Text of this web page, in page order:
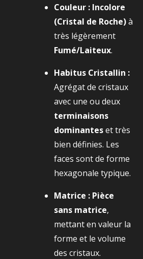
Couleur : Incolore
(Cristal de Roche)à
très légèrement
Fumé/Laiteux.
Habitus Cristallin :
Agrégat de cristaux
avec une ou deux
terminaisons
dominanteset très
bien définies. Les
faces sont de forme
hexagonale typique.
Matrice : Pièce
sans matrice,
mettant en valeur la
forme et le volume
des cristaux.